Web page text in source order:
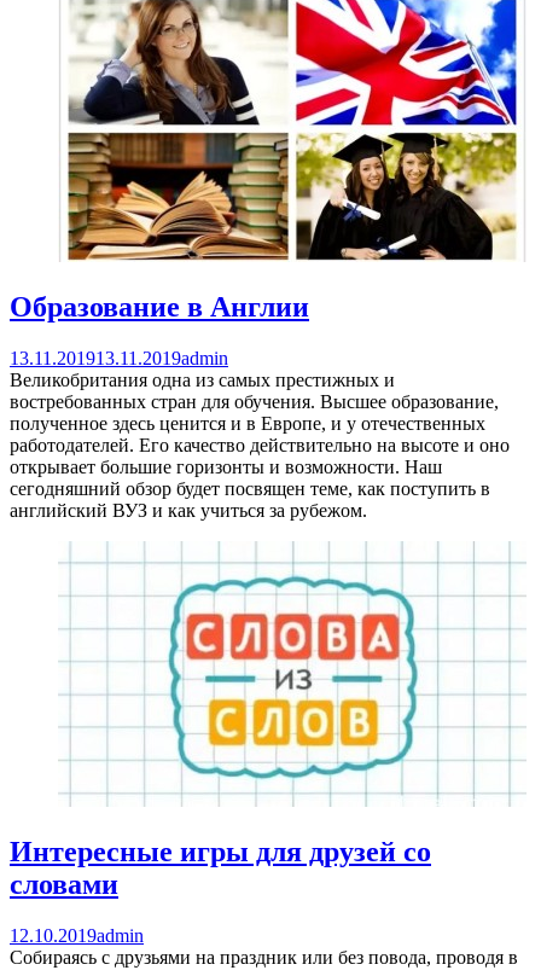
Образование в Англии
13.11.201913.11.2019admin
Великобритания одна из самых престижных и
востребованных стран для обучения. Высшее образование,
полученное здесь ценится и в Европе, и у отечественных
работодателей. Его качество действительно на высоте и оно
открывает большие горизонты и возможности. Наш
сегодняшний обзор будет посвящен теме, как поступить в
английский ВУЗ и как учиться за рубежом.
Интересные игры для друзей со
словами
12.10.2019admin
Собираясь с друзьями на праздник или без повода, проводя в